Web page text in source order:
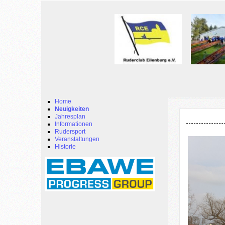
Home
Neuigkeiten
Jahresplan
Informationen
Rudersport
Veranstaltungen
Historie